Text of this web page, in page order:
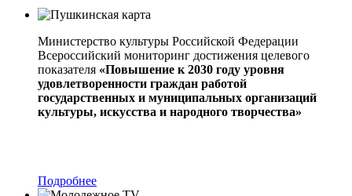
Министерство культуры Российской Федерации
Всероссийский мониторинг достижения целевого
показателя «Повышение к 2030 году уровня
удовлетворенности граждан работой
государственных и муниципальных организаций
культуры, искусства и народного творчества»
Подробнее